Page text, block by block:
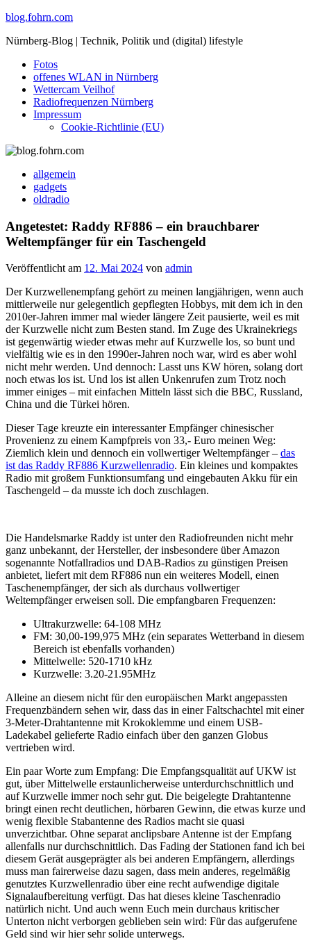
Skip
content
blog.fohrn.com
Nürnberg-Blog | Technik, Politik und (digital) lifestyle
Fotos
offenes WLAN in Nürnberg
Wettercam Veilhof
Radiofrequenzen Nürnberg
Impressum
Cookie-Richtlinie (EU)
allgemein
gadgets
oldradio
Angetestet: Raddy RF886 – ein brauchbarer
Weltempfänger für ein Taschengeld
Veröffentlicht am 12. Mai 2024 von admin
Der Kurzwellenempfang gehört zu meinen langjährigen, wenn auch
mittlerweile nur gelegentlich gepflegten Hobbys, mit dem ich in den
2010er-Jahren immer mal wieder längere Zeit pausierte, weil es mit
der Kurzwelle nicht zum Besten stand. Im Zuge des Ukrainekriegs
ist gegenwärtig wieder etwas mehr auf Kurzwelle los, so bunt und
vielfältig wie es in den 1990er-Jahren noch war, wird es aber wohl
nicht mehr werden. Und dennoch: Lasst uns KW hören, solang dort
noch etwas los ist. Und los ist allen Unkenrufen zum Trotz noch
immer einiges – mit einfachen Mitteln lässt sich die BBC, Russland,
China und die Türkei hören.
Dieser Tage kreuzte ein interessanter Empfänger chinesischer
Provenienz zu einem Kampfpreis von 33,- Euro meinen Weg:
Ziemlich klein und dennoch ein vollwertiger Weltempfänger – das
ist das Raddy RF886 Kurzwellenradio. Ein kleines und kompaktes
Radio mit großem Funktionsumfang und eingebauten Akku für ein
Taschengeld – da musste ich doch zuschlagen.
Die Handelsmarke Raddy ist unter den Radiofreunden nicht mehr
ganz unbekannt, der Hersteller, der insbesondere über Amazon
sogenannte Notfallradios und DAB-Radios zu günstigen Preisen
anbietet, liefert mit dem RF886 nun ein weiteres Modell, einen
Taschenempfänger, der sich als durchaus vollwertiger
Weltempfänger erweisen soll. Die empfangbaren Frequenzen:
Ultrakurzwelle: 64-108 MHz
FM: 30,00-199,975 MHz (ein separates Wetterband in diesem
Bereich ist ebenfalls vorhanden)
Mittelwelle: 520-1710 kHz
Kurzwelle: 3.20-21.95MHz
Alleine an diesem nicht für den europäischen Markt angepassten
Frequenzbändern sehen wir, dass das in einer Faltschachtel mit einer
3-Meter-Drahtantenne mit Krokoklemme und einem USB-
Ladekabel gelieferte Radio einfach über den ganzen Globus
vertrieben wird.
Ein paar Worte zum Empfang: Die Empfangsqualität auf UKW ist
gut, über Mittelwelle erstaunlicherweise unterdurchschnittlich und
auf Kurzwelle immer noch sehr gut. Die beigelegte Drahtantenne
bringt einen recht deutlichen, hörbaren Gewinn, die etwas kurze und
wenig flexible Stabantenne des Radios macht sie quasi
unverzichtbar. Ohne separat anclipsbare Antenne ist der Empfang
allenfalls nur durchschnittlich. Das Fading der Stationen fand ich bei
diesem Gerät ausgeprägter als bei anderen Empfängern, allerdings
muss man fairerweise dazu sagen, dass mein anderes, regelmäßig
genutztes Kurzwellenradio über eine recht aufwendige digitale
Signalaufbereitung verfügt. Das hat dieses kleine Taschenradio
natürlich nicht. Und auch wenn Euch mein durchaus kritischer
Unterton nicht verborgen geblieben sein wird: Für das aufgerufene
Geld sind wir hier sehr solide unterwegs.